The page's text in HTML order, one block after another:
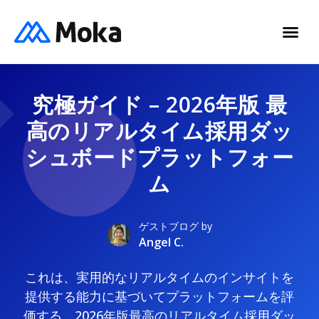
究極ガイド – 2026年版 最
高のリアルタイム採用ダッ
シュボードプラットフォー
ム
ゲストブログ by
Angel C.
これは、実用的なリアルタイムのインサイトを
提供する能力に基づいてプラットフォームを評
価する、2026年版最高のリアルタイム採用ダッ